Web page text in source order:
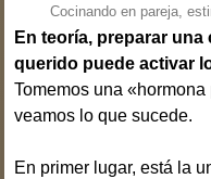
Cocinando en pareja,
En teoría, preparar
querido puede activar
Tomemos una
veamos lo que sucede.
En primer lugar, está la